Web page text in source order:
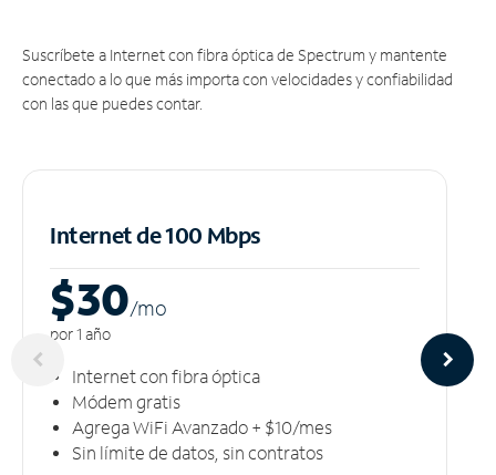
Suscríbete a Internet con fibra óptica de Spectrum y mantente
conectado a lo que más importa con velocidades y confiabilidad
con las que puedes contar.
Internet de 100 Mbps
$30/mo
por 1 año
Internet con fibra óptica
Módem gratis
Agrega WiFi Avanzado + $10/mes
Sin límite de datos, sin contratos